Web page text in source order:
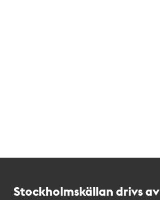
Stockholmskällan drivs av